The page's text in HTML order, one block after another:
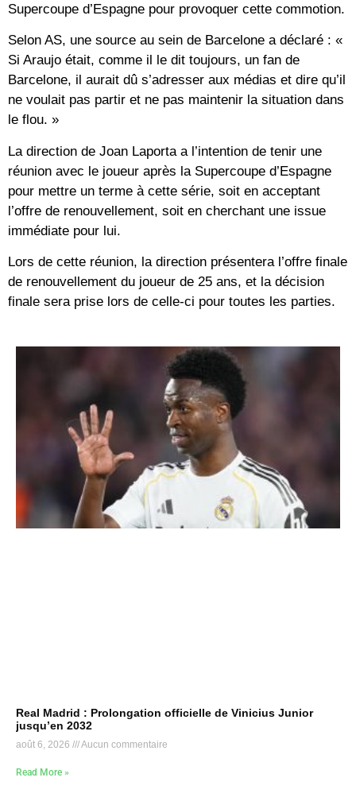
Supercoupe d’Espagne pour provoquer cette commotion.
Selon AS, une source au sein de Barcelone a déclaré : «
Si Araujo était, comme il le dit toujours, un fan de
Barcelone, il aurait dû s’adresser aux médias et dire qu’il
ne voulait pas partir et ne pas maintenir la situation dans
le flou. »
La direction de Joan Laporta a l’intention de tenir une
réunion avec le joueur après la Supercoupe d’Espagne
pour mettre un terme à cette série, soit en acceptant
l’offre de renouvellement, soit en cherchant une issue
immédiate pour lui.
Lors de cette réunion, la direction présentera l’offre finale
de renouvellement du joueur de 25 ans, et la décision
finale sera prise lors de celle-ci pour toutes les parties.
Real Madrid : Prolongation officielle de Vinicius Junior
jusqu’en 2032
août 6, 2026 Aucun commentaire
Read More »